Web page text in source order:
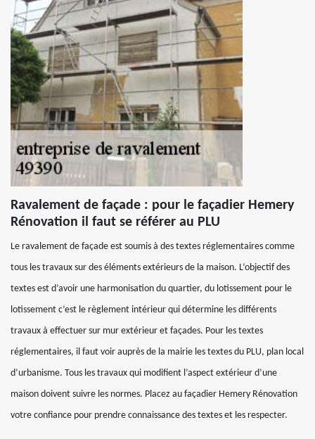
Ravalement de façade : pour le façadier Hemery
Rénovation il faut se référer au PLU
Le ravalement de façade est soumis à des textes réglementaires comme
tous les travaux sur des éléments extérieurs de la maison. L’objectif des
textes est d’avoir une harmonisation du quartier, du lotissement pour le
lotissement c’est le règlement intérieur qui détermine les différents
travaux à effectuer sur mur extérieur et façades. Pour les textes
réglementaires, il faut voir auprès de la mairie les textes du PLU, plan local
d’urbanisme. Tous les travaux qui modifient l’aspect extérieur d’une
maison doivent suivre les normes. Placez au façadier Hemery Rénovation
votre confiance pour prendre connaissance des textes et les respecter.